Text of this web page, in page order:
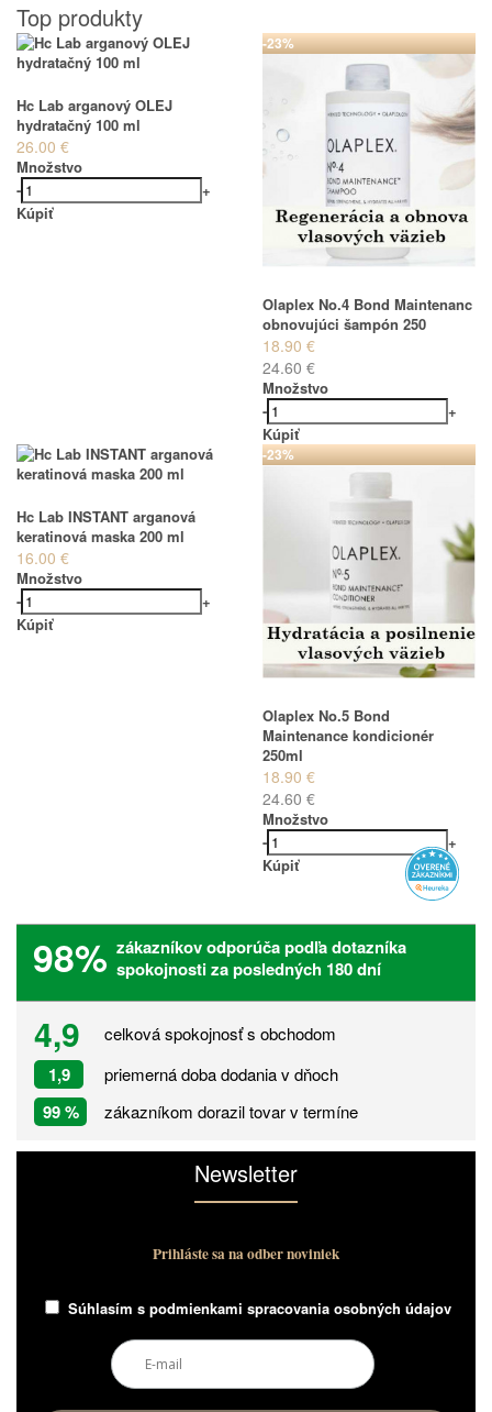
Top produkty
Hc Lab arganový OLEJ
hydratačný 100 ml
26.00 €
Množstvo
-
+
Kúpiť
-23%
Olaplex No.4 Bond Maintenanc
obnovujúci šampón 250
18.90 €
24.60 €
Množstvo
-
+
Kúpiť
Hc Lab INSTANT arganová
keratinová maska 200 ml
16.00 €
Množstvo
-
+
Kúpiť
-23%
Olaplex No.5 Bond
Maintenance kondicionér
250ml
18.90 €
24.60 €
Množstvo
-
+
Kúpiť
98% zákazníkov odporúča podľa dotazníka
spokojnosti za posledných 180 dní
4,9 celková spokojnosť s obchodom
1,9 priemerná doba dodania v dňoch
99 % zákazníkom dorazil tovar v termíne
Newsletter
Prihláste sa na odber noviniek
Súhlasím s podmienkami spracovania osobných údajov